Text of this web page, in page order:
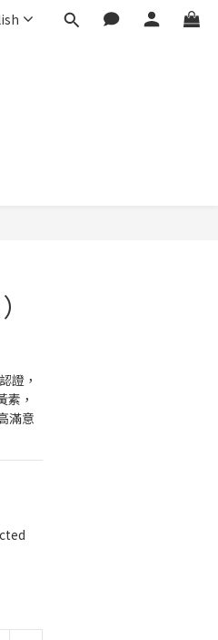
證，
，
滿意